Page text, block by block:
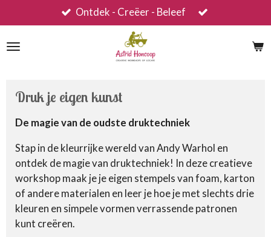
direct
naar
Ontdek - Creëer - Beleef
Druk je eigen kunst
De magie van de oudste druktechniek
Stap in de kleurrijke wereld van Andy Warhol en
ontdek de magie van druktechniek! In deze creatieve
workshop maak je je eigen stempels van foam, karton
of andere materialen en leer je hoe je met slechts drie
kleuren en simpele vormen verrassende patronen
kunt creëren.